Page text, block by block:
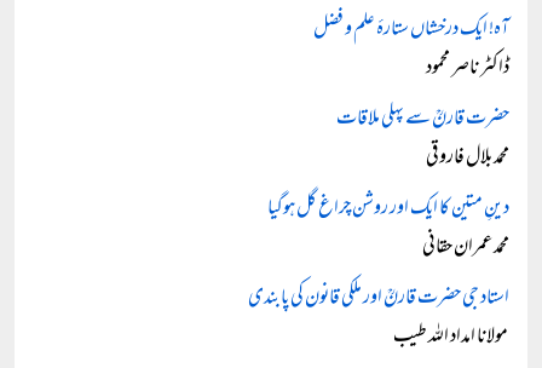
آہ! ایک درخشاں ستارۂ علم و فضل
ڈاکٹر ناصر محمود
حضرت قارنؒ سے پہلی ملاقات
محمد بلال فاروقی
دینِ متین کا ایک اور روشن چراغ گل ہوگیا
محمد عمران حقانی
استاد جی حضرت قارنؒ اور ملکی قانون کی پابندی
مولانا امداد اللہ طیب